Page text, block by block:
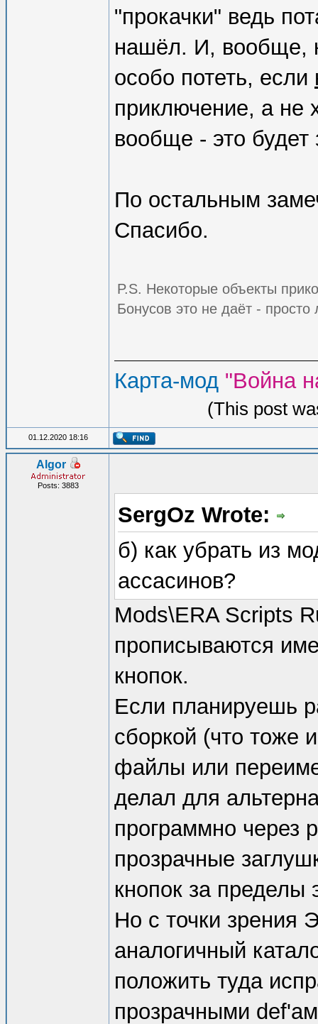
"прокачки" ведь
нашёл. И, вообще,
особо потеть, если
приключение, а не
вообще - это будет
По остальным
Спасибо.
P.S. Некоторые объекты
Бонусов это не даёт - просто
Карта-мод "Война
(This post
01.12.2020 18:16
Algor
Posts: 3883
SergOz Wrote:
б) как убрать из
ассасинов?
Mods\ERA Scripts
прописываются
кнопок.
Если планируешь
сборкой (что тоже
файлы или
делал для
программно через
прозрачные
кнопок за пределы
Но с точки зрения
аналогичный
положить туда
прозрачными